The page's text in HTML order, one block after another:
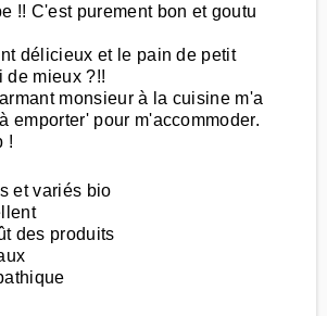
!! C'est purement bon et goutu
délicieux et le pain de petit
de mieux ?!!
monsieur à la cuisine m'a
emporter' pour m'accommoder.
!
et variés bio
des produits